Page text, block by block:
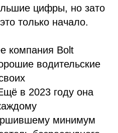
цифры, но зато
только начало.
компания Bolt
водительские
в 2023 году она
минимум